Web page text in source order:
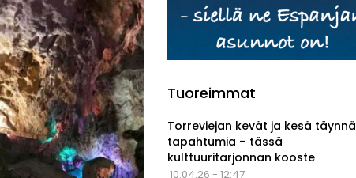
Tuoreimmat
Torreviejan kevät ja kesä täynnä
tapahtumia – tässä
kulttuuritarjonnan kooste
10.04.26 - 12:47